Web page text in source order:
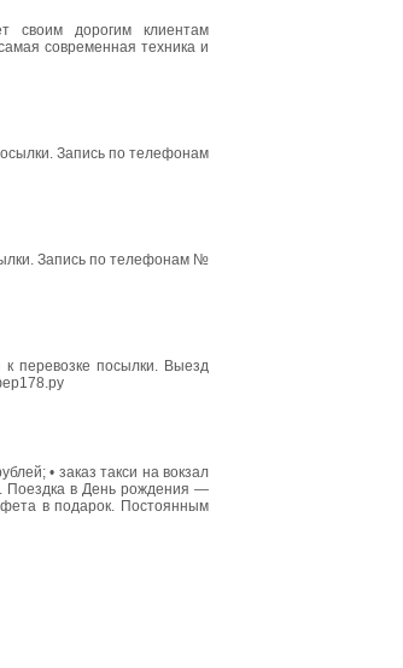
своим дорогим клиентам
современная техника и
Запись по телефонам
Запись по телефонам №
перевозке посылки. Выезд
• заказ такси на вокзал
Поездка в День рождения —
в подарок. Постоянным